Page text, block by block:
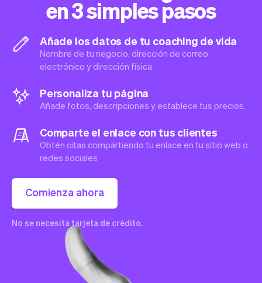
en 3 simples pasos
Añade los datos de tu coaching de vida
Nombre de tu negocio, dirección de correo
electrónico y dirección física.
Personaliza tu página
Añade fotos, descripciones y establece tus precios.
Comparte el enlace con tus clientes
Obtén citas compartiendo tu enlace en tu sitio web o
redes sociales
Comienza ahora
No se necesita tarjeta de crédito.